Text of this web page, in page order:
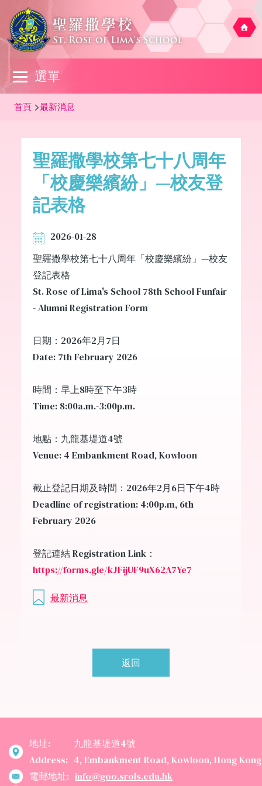
移至主內容
選單
Main
navigation
導
連
首頁 最新消息
聖羅撒學校第七十八周年
「校慶樂繽紛」—校友登
記表格
2026-01-28
聖羅撒學校第七十八周年「校慶樂繽紛」—校友
登記表格
St. Rose of Lima's School 78th School Funfair
- Alumni Registration Form
日期：2026年2月7日
Date: 7th February 2026
時間：早上8時至下午3時
Time: 8:00a.m.-3:00p.m.
地點：九龍基堤道4號
Venue: 4 Embankment Road, Kowloon
截止登記日期及時間：2026年2月6日下午4時
Deadline of registration: 4:00p.m, 6th
February 2026
登記連結 Registration Link：
https://forms.gle/kJFijUF9uX62A7Ye7
最新消息
返回
地址:
Address:
九龍基堤道4號
4, Embankment Road, Kowloon, Hong Kong
電郵地址: info@goo.srols.edu.hk